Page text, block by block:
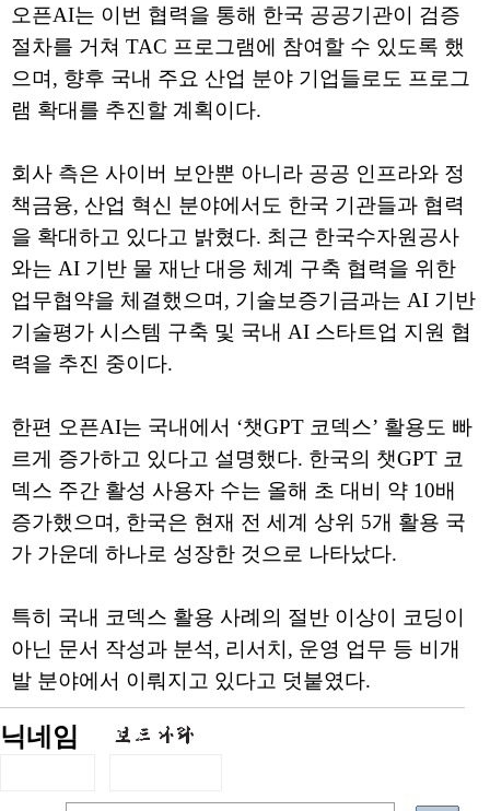
오픈AI는 이번 협력을 통해 한국 공공기관이 검증
절차를 거쳐 TAC 프로그램에 참여할 수 있도록 했
으며, 향후 국내 주요 산업 분야 기업들로도 프로그
램 확대를 추진할 계획이다.
회사 측은 사이버 보안뿐 아니라 공공 인프라와 정
책금융, 산업 혁신 분야에서도 한국 기관들과 협력
을 확대하고 있다고 밝혔다. 최근 한국수자원공사
와는 AI 기반 물 재난 대응 체계 구축 협력을 위한
업무협약을 체결했으며, 기술보증기금과는 AI 기반
기술평가 시스템 구축 및 국내 AI 스타트업 지원 협
력을 추진 중이다.
한편 오픈AI는 국내에서 ‘챗GPT 코덱스’ 활용도 빠
르게 증가하고 있다고 설명했다. 한국의 챗GPT 코
덱스 주간 활성 사용자 수는 올해 초 대비 약 10배
증가했으며, 한국은 현재 전 세계 상위 5개 활용 국
가 가운데 하나로 성장한 것으로 나타났다.
특히 국내 코덱스 활용 사례의 절반 이상이 코딩이
아닌 문서 작성과 분석, 리서치, 운영 업무 등 비개
발 분야에서 이뤄지고 있다고 덧붙였다.
닉네임